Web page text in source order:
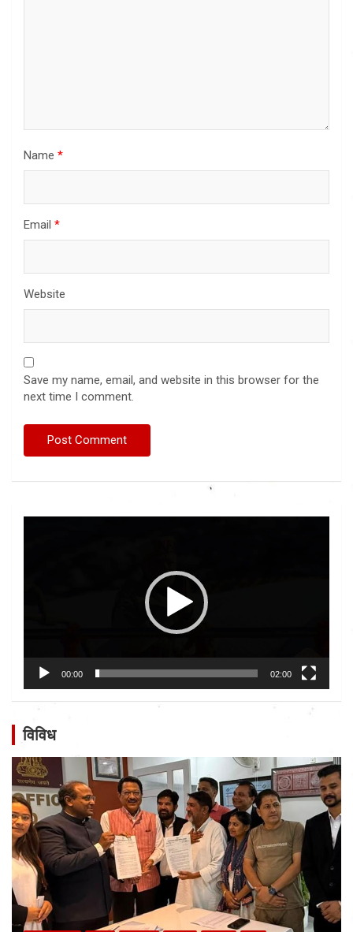
Name *
Email *
Website
Save my name, email, and website in this browser for the
next time I comment.
00:00 02:00
विविध